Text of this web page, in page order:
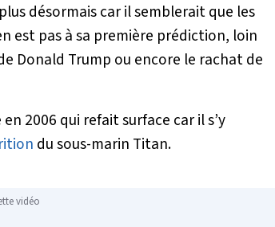
désormais car il semblerait que les
est pas à sa première prédiction, loin
Donald Trump ou encore le rachat de
2006 qui refait surface car il s’y
du sous-marin Titan.
vidéo